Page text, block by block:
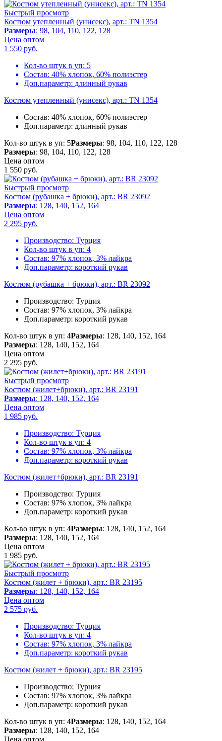
Быстрый просмотр
Костюм утепленный (унисекс), арт.: TN 1354
Размеры: 98, 104, 110, 122, 128
Цена оптом
1 550 руб.
Кол-во штук в уп: 5
Состав: 40% хлопок, 60% полиэстер
Доп.параметр: длинный рукав
Костюм утепленный (унисекс), арт.: TN 1354
Состав: 40% хлопок, 60% полиэстер
Доп.параметр: длинный рукав
Кол-во штук в уп: 5Размеры: 98, 104, 110, 122, 128
Размеры: 98, 104, 110, 122, 128
Цена оптом
1 550 руб.
Быстрый просмотр
Костюм (рубашка + брюки), арт.: BR 23092
Размеры: 128, 140, 152, 164
Цена оптом
2 295 руб.
Производство: Турция
Кол-во штук в уп: 4
Состав: 97% хлопок, 3% лайкра
Доп.параметр: короткий рукав
Костюм (рубашка + брюки), арт.: BR 23092
Производство: Турция
Состав: 97% хлопок, 3% лайкра
Доп.параметр: короткий рукав
Кол-во штук в уп: 4Размеры: 128, 140, 152, 164
Размеры: 128, 140, 152, 164
Цена оптом
2 295 руб.
Быстрый просмотр
Костюм (жилет+брюки), арт.: BR 23191
Размеры: 128, 140, 152, 164
Цена оптом
1 985 руб.
Производство: Турция
Кол-во штук в уп: 4
Состав: 97% хлопок, 3% лайкра
Доп.параметр: короткий рукав
Костюм (жилет+брюки), арт.: BR 23191
Производство: Турция
Состав: 97% хлопок, 3% лайкра
Доп.параметр: короткий рукав
Кол-во штук в уп: 4Размеры: 128, 140, 152, 164
Размеры: 128, 140, 152, 164
Цена оптом
1 985 руб.
Быстрый просмотр
Костюм (жилет + брюки), арт.: BR 23195
Размеры: 128, 140, 152, 164
Цена оптом
2 575 руб.
Производство: Турция
Кол-во штук в уп: 4
Состав: 97% хлопок, 3% лайкра
Доп.параметр: короткий рукав
Костюм (жилет + брюки), арт.: BR 23195
Производство: Турция
Состав: 97% хлопок, 3% лайкра
Доп.параметр: короткий рукав
Кол-во штук в уп: 4Размеры: 128, 140, 152, 164
Размеры: 128, 140, 152, 164